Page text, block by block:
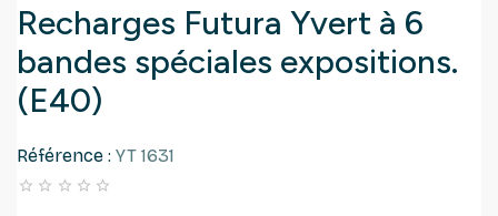
Recharges Futura Yvert à 6
bandes spéciales expositions.
(E40)
Référence : YT 1631
    